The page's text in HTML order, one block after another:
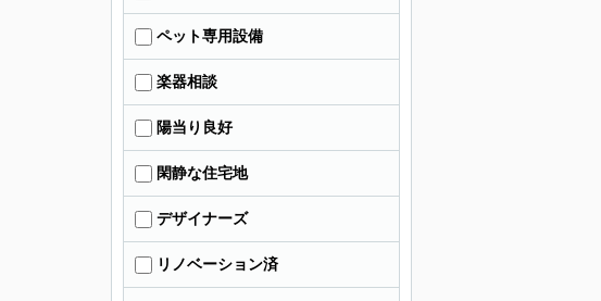
ペット専用設備
楽器相談
陽当り良好
閑静な住宅地
デザイナーズ
リノベーション済